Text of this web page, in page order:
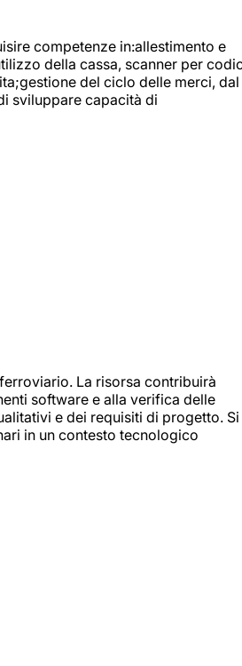
competenze in:allestimento e
della cassa, scanner per
del ciclo delle merci, dal
sviluppare capacità di
La risorsa contribuirà
software e alla verifica delle
e dei requisiti di progetto. Si
in un contesto tecnologico